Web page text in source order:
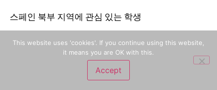
스페인 북부 지역에 관심 있는 학생
디자인, 건축, 도시, 산업, 비즈니스에 관심 있는 학생
관광 중심 도시보다 차분한 환경을 원하는 학생
투어
This website uses 'cookies'. If you continue using this website,
it means you are OK with this.
Accept